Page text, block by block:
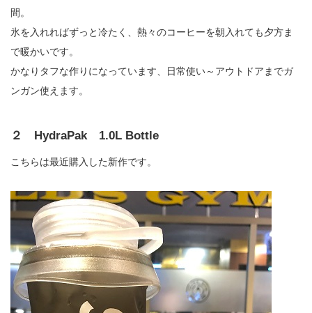
間。
氷を入れればずっと冷たく、熱々のコーヒーを朝入れても夕方ま
で暖かいです。
かなりタフな作りになっています、日常使い～アウトドアまでガ
ンガン使えます。
２ HydraPak 1.0L Bottle
こちらは最近購入した新作です。